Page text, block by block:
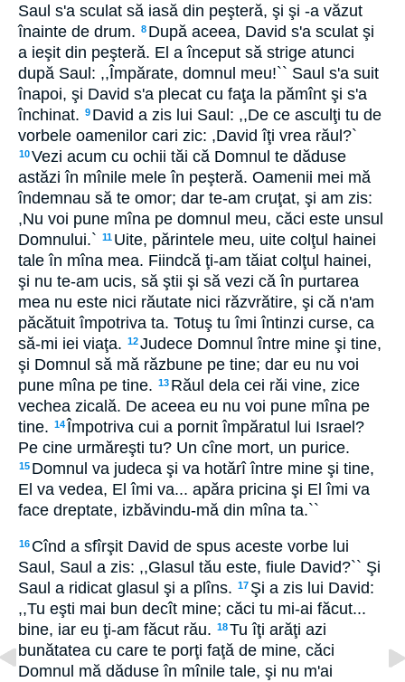
Saul s'a sculat să iasă din peşteră, şi şi -a văzut
înainte de drum. 8 După aceea, David s'a sculat şi
a ieşit din peşteră. El a început să strige atunci
după Saul: ,,Împărate, domnul meu!`` Saul s'a suit
înapoi, şi David s'a plecat cu faţa la pămînt şi s'a
închinat. 9 David a zis lui Saul: ,,De ce asculţi tu de
vorbele oamenilor cari zic: ,David îţi vrea răul?`
10Vezi acum cu ochii tăi că Domnul te dăduse
astăzi în mînile mele în peşteră. Oamenii mei mă
îndemnau să te omor; dar te-am cruţat, şi am zis:
,Nu voi pune mîna pe domnul meu, căci este unsul
Domnului.` 11 Uite, părintele meu, uite colţul hainei
tale în mîna mea. Fiindcă ţi-am tăiat colţul hainei,
şi nu te-am ucis, să ştii şi să vezi că în purtarea
mea nu este nici răutate nici răzvrătire, şi că n'am
păcătuit împotriva ta. Totuş tu îmi întinzi curse, ca
să-mi iei viaţa. 12Judece Domnul între mine şi tine,
şi Domnul să mă răzbune pe tine; dar eu nu voi
pune mîna pe tine. 13 Răul dela cei răi vine, zice
vechea zicală. De aceea eu nu voi pune mîna pe
tine. 14Împotriva cui a pornit împăratul lui Israel?
Pe cine urmăreşti tu? Un cîne mort, un purice.
15 Domnul va judeca şi va hotărî între mine şi tine,
El va vedea, El îmi va... apăra pricina şi El îmi va
face dreptate, izbăvindu-mă din mîna ta.``
16 Cînd a sfîrşit David de spus aceste vorbe lui
Saul, Saul a zis: ,,Glasul tău este, fiule David?`` Şi
Saul a ridicat glasul şi a plîns. 17 Şi a zis lui David:
,,Tu eşti mai bun decît mine; căci tu mi-ai făcut...
bine, iar eu ţi-am făcut rău. 18Tu îţi arăţi azi
bunătatea cu care te porţi faţă de mine, căci
Domnul mă dăduse în mînile tale, şi nu m'ai